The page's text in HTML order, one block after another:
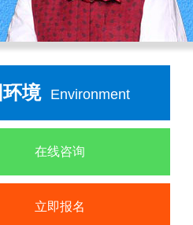
境 Environment
在线咨询
立即报名